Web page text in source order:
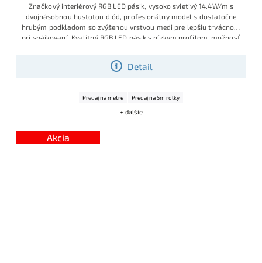
Detail
Značkový interiérový RGB LED pásik, vysoko svietivý 14.4W/m s
dvojnásobnou hustotou diód, profesionálny model s dostatočne
hrubým podkladom so zvýšenou vrstvou medi pre lepšiu trvácnosť
pri spájkovaní. Kvalitný RGB LED pásik s nízkym profilom, možnosť
do líšt, podsvietenia či dekorácií.
Predaj na metre Predaj na 5m rolky
+ ďalšie
Akcia